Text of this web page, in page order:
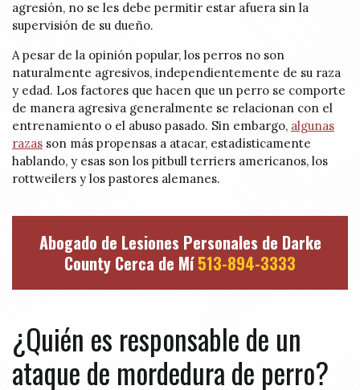
agresión, no se les debe permitir estar afuera sin la
supervisión de su dueño.
A pesar de la opinión popular, los perros no son
naturalmente agresivos, independientemente de su raza
y edad. Los factores que hacen que un perro se comporte
de manera agresiva generalmente se relacionan con el
entrenamiento o el abuso pasado. Sin embargo, algunas
razas son más propensas a atacar, estadísticamente
hablando, y esas son los pitbull terriers americanos, los
rottweilers y los pastores alemanes.
Abogado de Lesiones Personales de Darke
County Cerca de Mí513-894-3333
¿Quién es responsable de un
ataque de mordedura de perro?